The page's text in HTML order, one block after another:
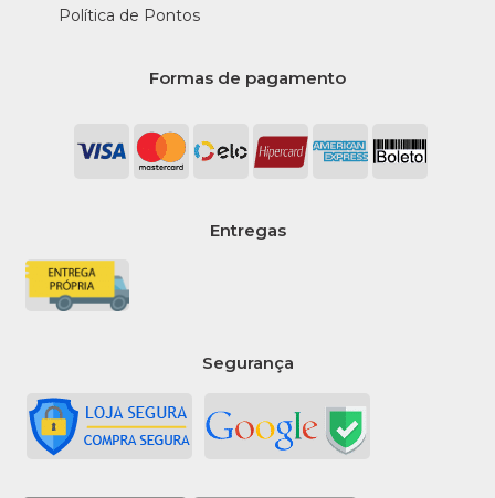
Política de Pontos
Formas de pagamento
Entregas
Segurança